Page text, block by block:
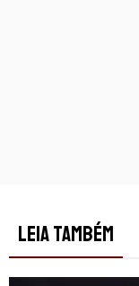
LEIA TAMBÉM